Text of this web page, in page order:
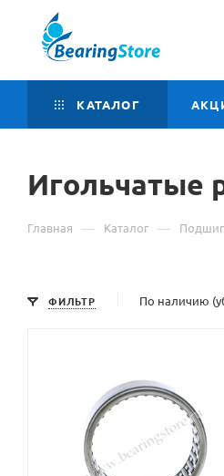
КАТАЛОГ
Игольчатые
Главная — Каталог —
ФИЛЬТР По наличию